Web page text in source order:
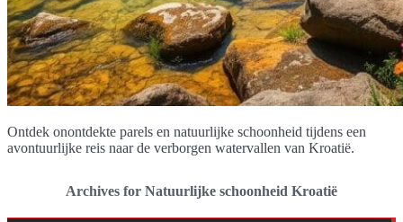
Ontdek onontdekte parels en natuurlijke schoonheid tijdens een
avontuurlijke reis naar de verborgen watervallen van Kroatië.
Archives for Natuurlijke schoonheid Kroatië